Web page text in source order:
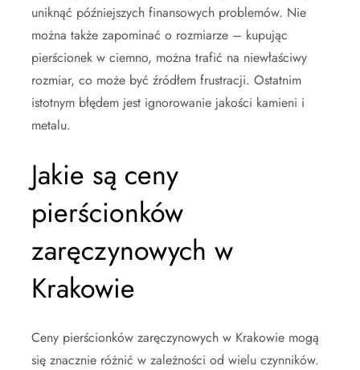
uniknąć późniejszych finansowych problemów. Nie
można także zapominać o rozmiarze – kupując
pierścionek w ciemno, można trafić na niewłaściwy
rozmiar, co może być źródłem frustracji. Ostatnim
istotnym błędem jest ignorowanie jakości kamieni i
metalu.
Jakie są ceny
pierścionków
zaręczynowych w
Krakowie
Ceny pierścionków zaręczynowych w Krakowie mogą
się znacznie różnić w zależności od wielu czynników.